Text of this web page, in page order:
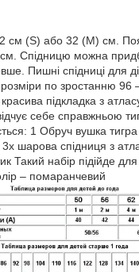
см (S) або 32 (M) см.
см. Спідницю можна
Пишні спідниці для
розміри по зростанню
підкладка з
себе справжньою
1 Обруч вушка
шарова спідниця з
Такий набір підійде
– помаранчевий